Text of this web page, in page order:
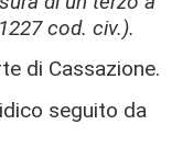
cod. civ.).
di Cassazione.
seguito da